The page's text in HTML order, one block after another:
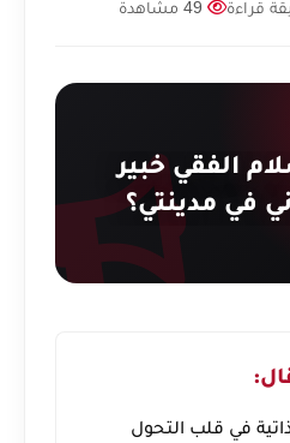
الفقي خبير
في مدينتي؟
في قلب التحول